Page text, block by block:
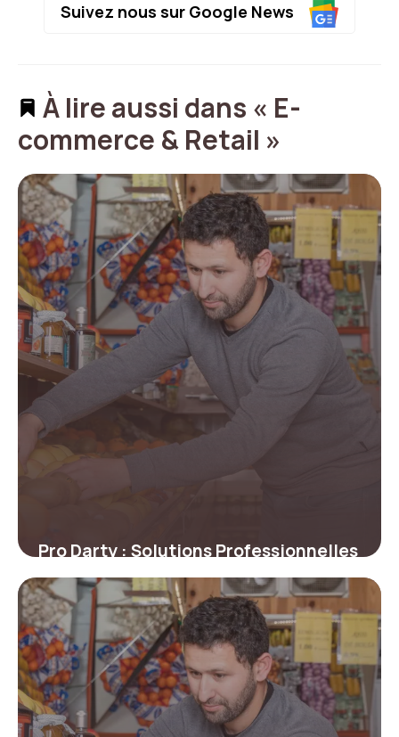
Suivez nous sur Google News
À lire aussi dans « E-
commerce & Retail »
Pro Darty : Solutions Professionnelles
2 juillet 2026